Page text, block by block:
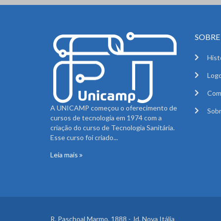
A UNICAMP começou o oferecimento de
cursos de tecnologia em 1974 com a
criação do curso de Tecnologia Sanitária.
Esse curso foi criado...
Leia mais
R. Paschoal Marmo, 1888 - Jd. Nova Itália